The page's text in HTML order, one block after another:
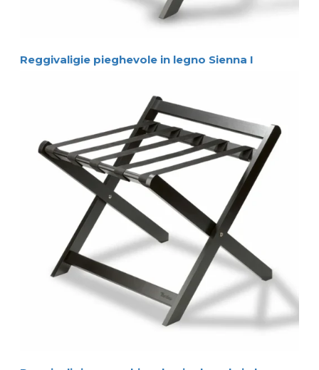
Reggivaligie pieghevole in legno Sienna I